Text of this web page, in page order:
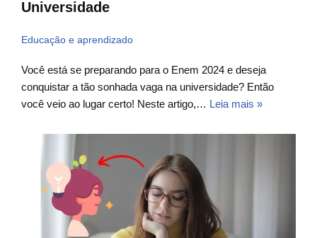
Universidade
Educação e aprendizado
Você está se preparando para o Enem 2024 e deseja
conquistar a tão sonhada vaga na universidade? Então
você veio ao lugar certo! Neste artigo,… Leia mais »